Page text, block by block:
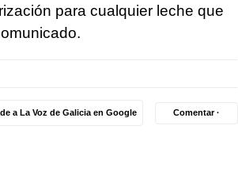
para cualquier leche que
a La Voz de Galicia en Google Comentar ·